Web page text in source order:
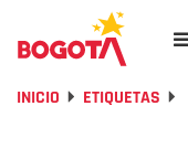
INICIO ETIQUETAS